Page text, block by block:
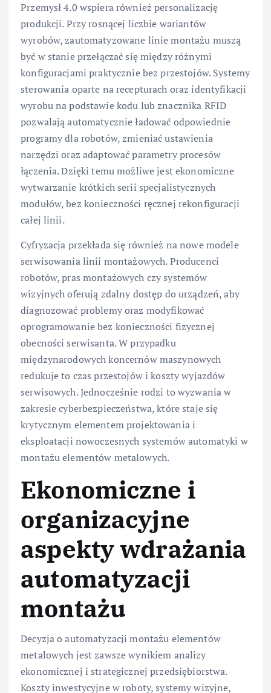
Przemysł 4.0 wspiera również personalizację
produkcji. Przy rosnącej liczbie wariantów
wyrobów, zautomatyzowane linie montażu muszą
być w stanie przełączać się między różnymi
konfiguracjami praktycznie bez przestojów. Systemy
sterowania oparte na recepturach oraz identyfikacji
wyrobu na podstawie kodu lub znacznika RFID
pozwalają automatycznie ładować odpowiednie
programy dla robotów, zmieniać ustawienia
narzędzi oraz adaptować parametry procesów
łączenia. Dzięki temu możliwe jest ekonomiczne
wytwarzanie krótkich serii specjalistycznych
modułów, bez konieczności ręcznej rekonfiguracji
całej linii.
Cyfryzacja przekłada się również na nowe modele
serwisowania linii montażowych. Producenci
robotów, pras montażowych czy systemów
wizyjnych oferują zdalny dostęp do urządzeń, aby
diagnozować problemy oraz modyfikować
oprogramowanie bez konieczności fizycznej
obecności serwisanta. W przypadku
międzynarodowych koncernów maszynowych
redukuje to czas przestojów i koszty wyjazdów
serwisowych. Jednocześnie rodzi to wyzwania w
zakresie cyberbezpieczeństwa, które staje się
krytycznym elementem projektowania i
eksploatacji nowoczesnych systemów automatyki w
montażu elementów metalowych.
Ekonomiczne i
organizacyjne
aspekty wdrażania
automatyzacji
montażu
Decyzja o automatyzacji montażu elementów
metalowych jest zawsze wynikiem analizy
ekonomicznej i strategicznej przedsiębiorstwa.
Koszty inwestycyjne w roboty, systemy wizyjne,